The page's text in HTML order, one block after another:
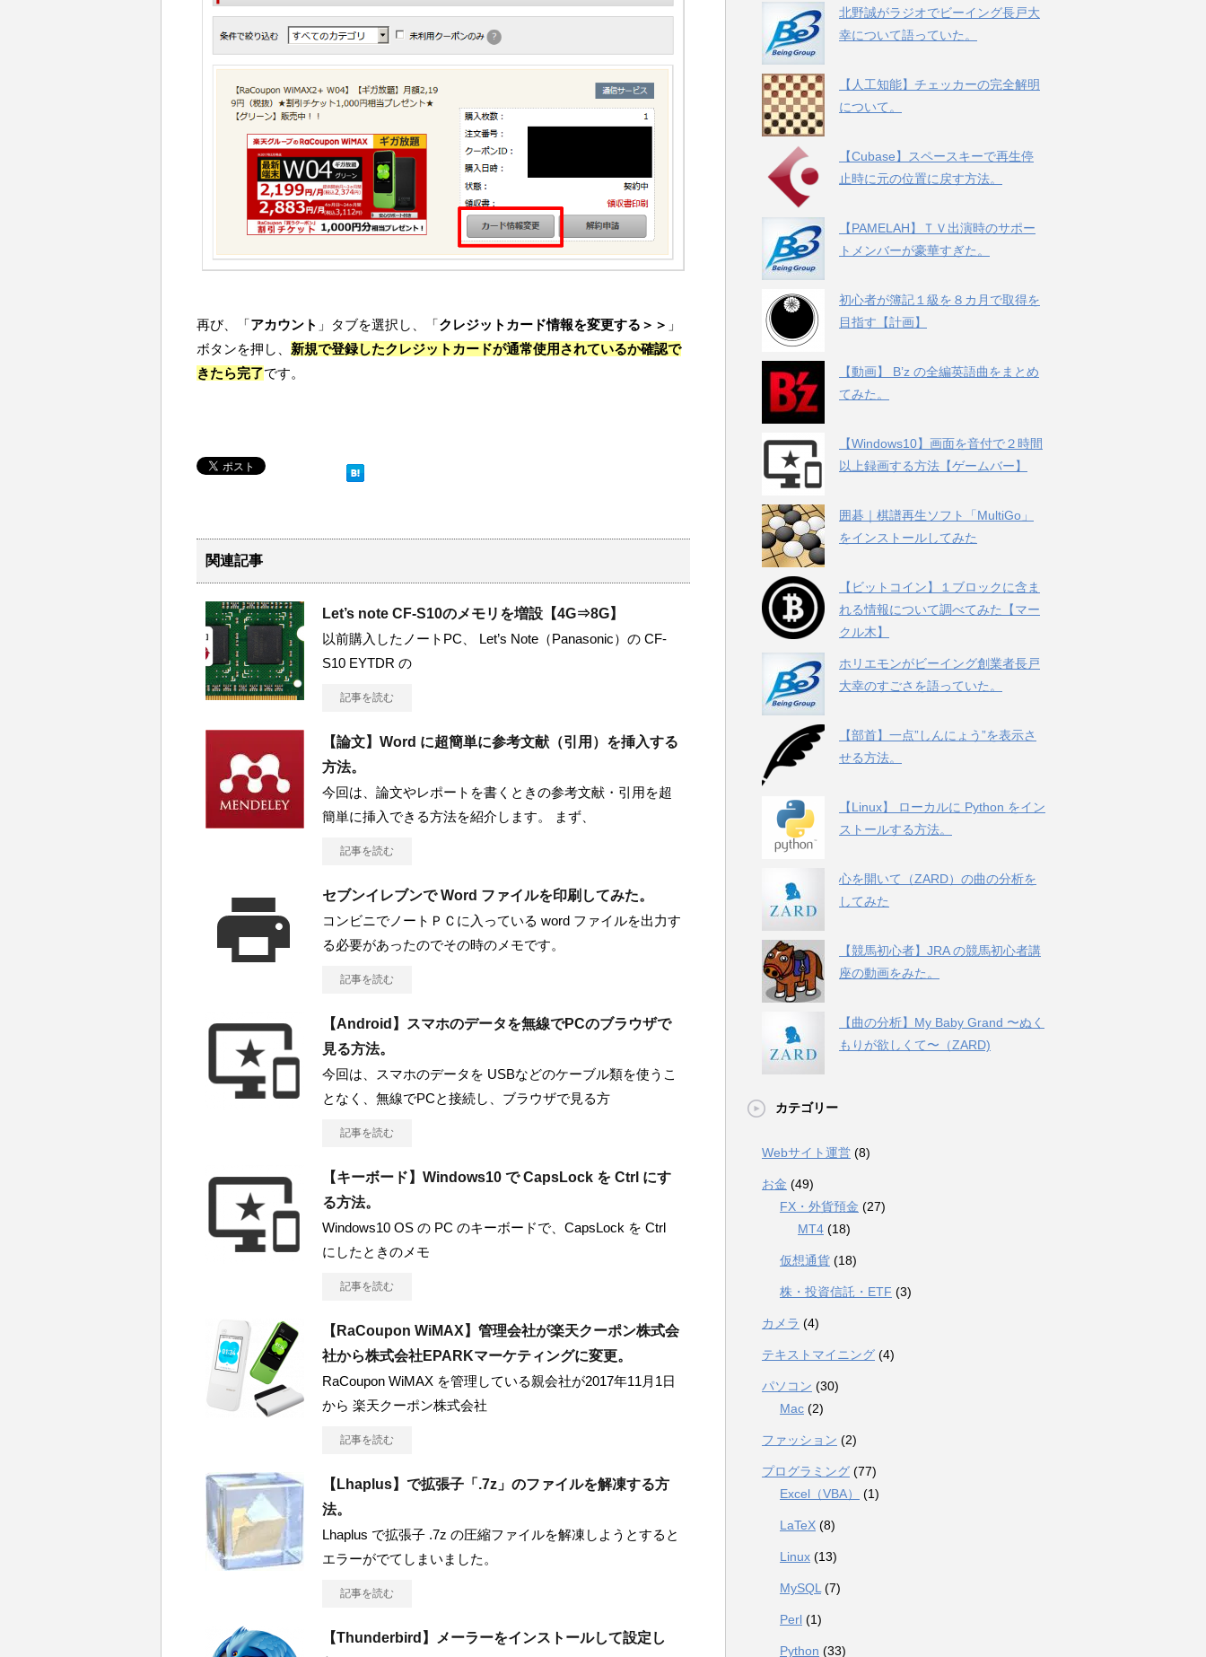
再び、「アカウント 」タブを選択し、「クレジットカード情報を変更する＞＞ 」
ボタンを押し、 新規で登録したクレジットカードが通常使用されているか確認で
きたら完了です。
関連記事
Let’s note CF-S10のメモリを増設【4G⇒8G】
以前購入したノートPC、 Let’s Note（Panasonic）の CF-
S10 EYTDR の
記事を読む
【論文】Word に超簡単に参考文献（引用）を挿入する
方法。
今回は、論文やレポートを書くときの参考文献・引用を超
簡単に挿入できる方法を紹介します。 まず、
記事を読む
セブンイレブンで Word ファイルを印刷してみた。
コンビニでノートＰＣに入っている word ファイルを出力す
る必要があったのでその時のメモです。
記事を読む
【Android】スマホのデータを無線でPCのブラウザで
見る方法。
今回は、スマホのデータを USBなどのケーブル類を使うこ
となく、無線でPCと接続し、ブラウザで見る方
記事を読む
【キーボード】Windows10 で CapsLock を Ctrl にす
る方法。
Windows10 OS の PC のキーボードで、CapsLock を Ctrl
にしたときのメモ
記事を読む
【RaCoupon WiMAX】管理会社が楽天クーポン株式会
社から株式会社EPARKマーケティングに変更。
RaCoupon WiMAX を管理している親会社が2017年11月1日
から 楽天クーポン株式会社
記事を読む
【Lhaplus】で拡張子「.7z」のファイルを解凍する方
法。
Lhaplus で拡張子 .7z の圧縮ファイルを解凍しようとすると
エラーがでてしまいました。
記事を読む
【Thunderbird】メーラーをインストールして設定し
北野誠がラジオでビーイング長戸大
幸について語っていた。
【人工知能】チェッカーの完全解明
について。
【Cubase】スペースキーで再生停
止時に元の位置に戻す方法。
【PAMELAH】ＴＶ出演時のサポー
トメンバーが豪華すぎた。
初心者が簿記１級を８カ月で取得を
目指す【計画】
【動画】 B’z の全編英語曲をまとめ
てみた。
【Windows10】画面を音付で２時間
以上録画する方法【ゲームバー】
囲碁｜棋譜再生ソフト「MultiGo」
をインストールしてみた
【ビットコイン】１ブロックに含ま
れる情報について調べてみた【マー
クル木】
ホリエモンがビーイング創業者長戸
大幸のすごさを語っていた。
【部首】一点”しんにょう”を表示さ
せる方法。
【Linux】 ローカルに Python をイン
ストールする方法。
心を開いて（ZARD）の曲の分析を
してみた
【競馬初心者】JRA の競馬初心者講
座の動画をみた。
【曲の分析】My Baby Grand 〜ぬく
もりが欲しくて〜（ZARD)
カテゴリー
Webサイト運営 (8)
お金 (49)
FX・外貨預金 (27)
MT4 (18)
仮想通貨 (18)
株・投資信託・ETF (3)
カメラ (4)
テキストマイニング (4)
パソコン (30)
Mac (2)
ファッション (2)
プログラミング (77)
Excel（VBA）
(1)
LaTeX (8)
Linux (13)
MySQL (7)
Perl (1)
Python (33)